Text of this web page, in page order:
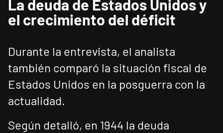
La deuda de Estados Unidos y
el crecimiento del déficit
Durante la entrevista, el analista
también comparó la situación fiscal de
Estados Unidos en la posguerra con la
actualidad.
Según detalló, en 1944 la deuda